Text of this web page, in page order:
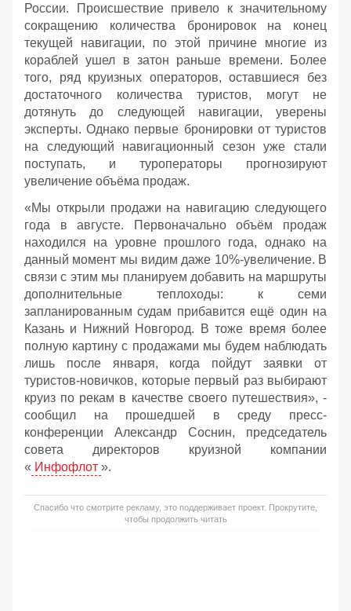
России. Происшествие привело к значительному
сокращению количества бронировок на конец
текущей навигации, по этой причине многие из
кораблей ушел в затон раньше времени. Более
того, ряд круизных операторов, оставшиеся без
достаточного количества туристов, могут не
дотянуть до следующей навигации, уверены
эксперты. Однако первые бронировки от туристов
на следующий навигационный сезон уже стали
поступать, и туроператоры прогнозируют
увеличение объёма продаж.
«Мы открыли продажи на навигацию следующего
года в августе. Первоначально объём продаж
находился на уровне прошлого года, однако на
данный момент мы видим даже 10%-увеличение. В
связи с этим мы планируем добавить на маршруты
дополнительные теплоходы: к семи
запланированным судам прибавится ещё один на
Казань и Нижний Новгород. В тоже время более
полную картину с продажами мы будем наблюдать
лишь после января, когда пойдут заявки от
туристов-новичков, которые первый раз выбирают
круиз по рекам в качестве своего путешествия», -
сообщил на прошедшей в среду пресс-
конференции Александр Соснин, председатель
совета директоров круизной компании
« Инфофлот ».
Спасибо что смотрите рекламу, это поддерживает проект. Прокрутите,
чтобы продолжить читать